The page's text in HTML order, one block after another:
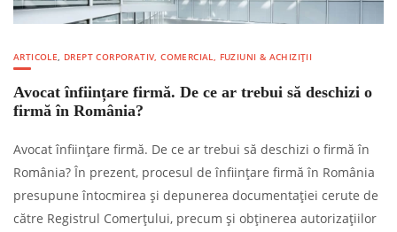
ARTICOLE, DREPT CORPORATIV, COMERCIAL, FUZIUNI & ACHIZIȚII
Avocat înființare firmă. De ce ar trebui să deschizi o
firmă în România?
Avocat înființare firmă. De ce ar trebui să deschizi o firmă în
România? În prezent, procesul de înființare firmă în România
presupune întocmirea și depunerea documentației cerute de
către Registrul Comerțului, precum și obținerea autorizațiilor